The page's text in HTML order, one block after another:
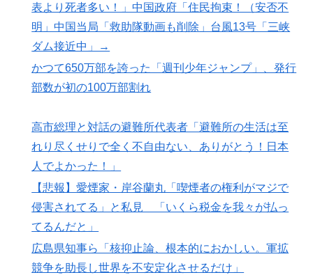
表より死者多い！」中国政府「住民拘束！（安否不
明」中国当局「救助隊動画も削除」台風13号「三峡
ダム接近中」→
かつて650万部を誇った「週刊少年ジャンプ」、発行
部数が初の100万部割れ
高市総理と対話の避難所代表者「避難所の生活は至
れり尽くせりで全く不自由ない、ありがとう！日本
人でよかった！」
【悲報】愛煙家・岸谷蘭丸「喫煙者の権利がマジで
侵害されてる」と私見 「いくら税金を我々が払っ
てるんだと」
広島県知事ら「核抑止論、根本的におかしい。軍拡
競争を助長し世界を不安定化させるだけ」